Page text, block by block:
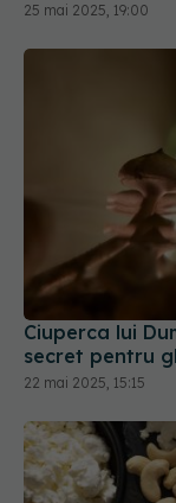
25 mai 2025, 19:00
Ciuperca lui
secret pentru
22 mai 2025, 15:15